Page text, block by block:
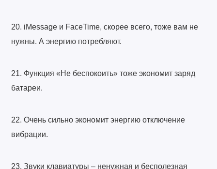
20. iMessage и FaceTime, скорее всего, тоже вам не
нужны. А энергию потребляют.
21. Функция «Не беспокоить» тоже экономит заряд
батареи.
22. Очень сильно экономит энергию отключение
вибрации.
23. Звуки клавиатуры – ненужная и бесполезная